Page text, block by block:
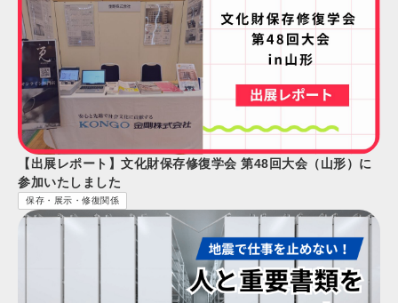
【出展レポート】文化財保存修復学会 第48回大会（山形）に
参加いたしました
保存・展示・修復関係